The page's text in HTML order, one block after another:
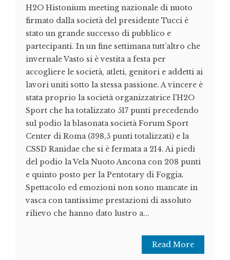
H2O Histonium meeting nazionale di nuoto
firmato dalla società del presidente Tucci è
stato un grande successo di pubblico e
partecipanti. In un fine settimana tutt’altro che
invernale Vasto si è vestita a festa per
accogliere le società, atleti, genitori e addetti ai
lavori uniti sotto la stessa passione. A vincere è
stata proprio la società organizzatrice l’H2O
Sport che ha totalizzato 517 punti precedendo
sul podio la blasonata società Forum Sport
Center di Roma (398,5 punti totalizzati) e la
CSSD Ranidae che si è fermata a 214. Ai piedi
del podio la Vela Nuoto Ancona con 208 punti
e quinto posto per la Pentotary di Foggia.
Spettacolo ed emozioni non sono mancate in
vasca con tantissime prestazioni di assoluto
rilievo che hanno dato lustro a...
Read More